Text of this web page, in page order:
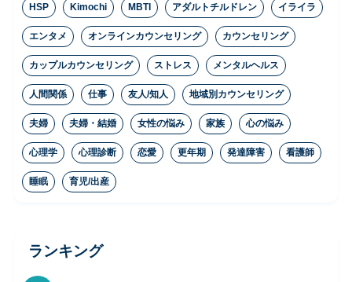
HSP Kimochi MBTI アダルトチルドレン イライラ
エンタメ オンラインカウンセリング カウンセリング
カップルカウンセリング ストレス メンタルヘルス
人間関係 仕事 友人/知人 地域別カウンセリング
夫婦 夫婦・結婚 女性の悩み 家族 心の悩み
心理学 心理診断 恋愛 更年期 発達障害 看護師
睡眠 育児/出産
ランキング